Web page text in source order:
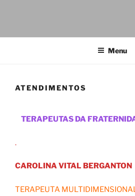
Menu
ATENDIMENTOS
TERAPEUTAS DA
.
CAROLINA VITAL BERGANTON
TERAPEUTA